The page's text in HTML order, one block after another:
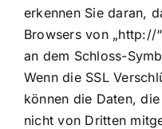
erkennen Sie daran,
Browsers von „http://
an dem Schloss-
Wenn die SSL
können die Daten,
nicht von Dritten